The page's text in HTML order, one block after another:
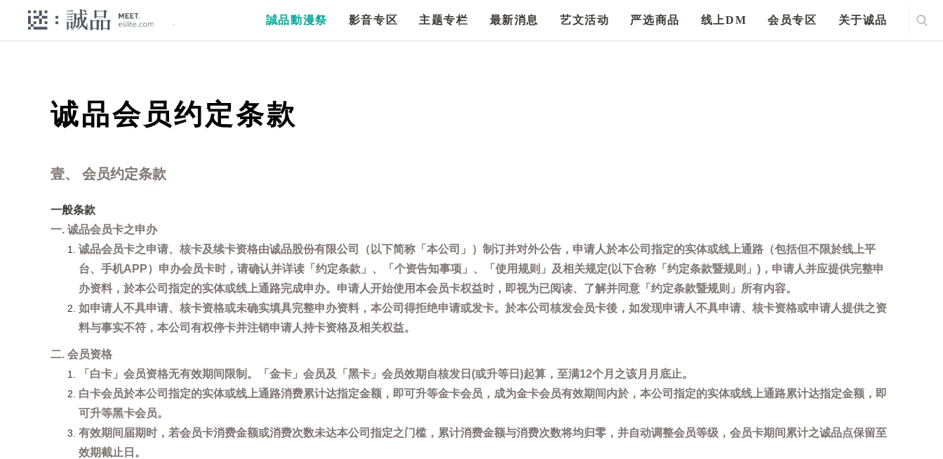
誠品動漫祭 影音专区 主题专栏 最新消息 艺文活动 严选商品 线上DM 会员专区 关于诚品
诚品会员约定条款
壹、 会员约定条款
一般条款
一. 诚品会员卡之申办
诚品会员卡之申请、核卡及续卡资格由诚品股份有限公司（以下简称「本公司」）制订并对外公告，申请人於本公司指定的实体或线上通路（包括但不限於线上平
台、手机APP）申办会员卡时，请确认并详读「约定条款」、「个资告知事项」、「使用规则」及相关规定(以下合称「约定条款暨规则」)，申请人并应提供完整申
办资料，於本公司指定的实体或线上通路完成申办。申请人开始使用本会员卡权益时，即视为已阅读、了解并同意「约定条款暨规则」所有内容。
如申请人不具申请、核卡资格或未确实填具完整申办资料，本公司得拒绝申请或发卡。於本公司核发会员卡後，如发现申请人不具申请、核卡资格或申请人提供之资
料与事实不符，本公司有权停卡并注销申请人持卡资格及相关权益。
二. 会员资格
「白卡」会员资格无有效期间限制。「金卡」会员及「黑卡」会员效期自核发日(或升等日)起算，至满12个月之该月月底止。
白卡会员於本公司指定的实体或线上通路消费累计达指定金额，即可升等金卡会员，成为金卡会员有效期间内於，本公司指定的实体或线上通路累计达指定金额，即
可升等黑卡会员。
有效期间届期时，若会员卡消费金额或消费次数未达本公司指定之门槛，累计消费金额与消费次数将均归零，并自动调整会员等级，会员卡期间累计之诚品点保留至
效期截止日。